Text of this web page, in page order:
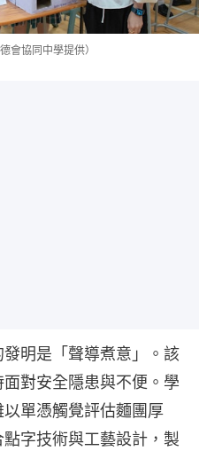
會協同中學提供）
明是「聲導煮意」。該
對安全隱患與不便。學
單憑觸覺評估麵團厚
字技術與工藝設計，製